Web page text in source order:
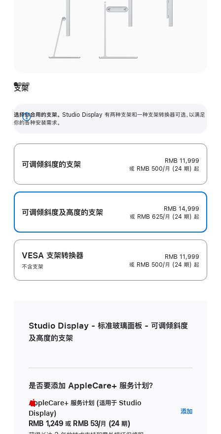
支架
选择你合用的支架。 Studio Display 有两种支架和一种支架转换器可选，以满足
你的各种安装需求。
展
可调倾斜度的支架
RMB 11,999
或 RMB 500/月 (24 期) 起
可调倾斜度及高‍度的支‍架
RMB 14,999
或 RMB 625/月 (24 期) 起
VESA 支架转换器
不含支架
RMB 11,999
或 RMB 500/月 (24 期) 起
Studio Display - 标准玻璃面板 - 可调倾斜度
及高度的支架
是否要添加 AppleCare+ 服务计划？
AppleCare+ 服务计划 (适用于 Studio
Display)
RMB 1,249 或 RMB 53/月 (24 期)
添加